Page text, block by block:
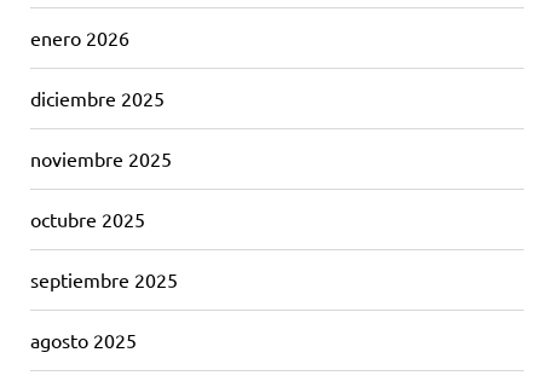
enero 2026
diciembre 2025
noviembre 2025
octubre 2025
septiembre 2025
agosto 2025